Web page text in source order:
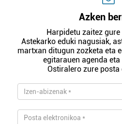
Azken
Harpidetu zaitez
Astekarko eduki nagusiak,
martxan ditugun zozketa eta
egitarauen agenda
Ostiralero zure posta